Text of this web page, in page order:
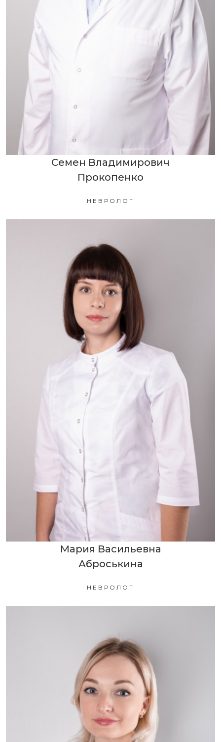
Семен Владимирович
Прокопенко
НЕВРОЛОГ
Мария Васильевна
Аброськина
НЕВРОЛОГ